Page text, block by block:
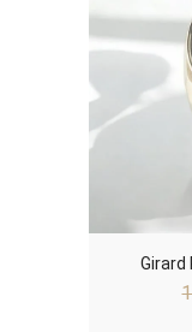
Girard